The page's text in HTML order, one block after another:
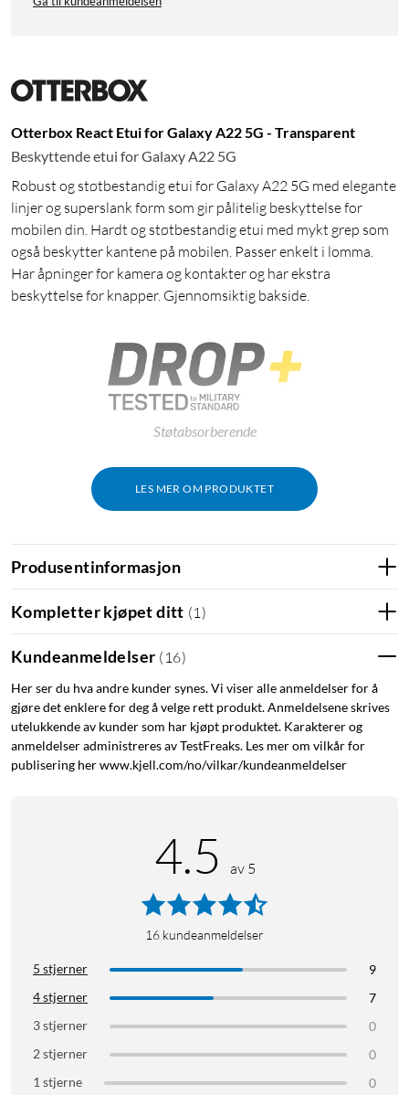
Otterbox React Etui for Galaxy A22 5G - Transparent
Beskyttende etui for Galaxy A22 5G
Robust og støtbestandig etui for Galaxy A22 5G med elegante
linjer og superslank form som gir pålitelig beskyttelse for
mobilen din. Hardt og støtbestandig etui med mykt grep som
også beskytter kantene på mobilen. Passer enkelt i lomma.
Har åpninger for kamera og kontakter og har ekstra
beskyttelse for knapper. Gjennomsiktig bakside.
LES MER OM PRODUKTET
Støtabsorberende
Produsentinformasjon
Kompletter kjøpet ditt (1 )
Kundeanmeldelser ( 16)
Her ser du hva andre kunder synes. Vi viser alle anmeldelser for å
gjøre det enklere for deg å velge rett produkt. Anmeldelsene skrives
utelukkende av kunder som har kjøpt produktet. Karakterer og
anmeldelser administreres av TestFreaks. Les mer om vilkår for
publisering her www.kjell.com/no/vilkar/kundeanmeldelser
4.5 av 5
16 kundeanmeldelser
5 stjerner
9
4 stjerner
7
3 stjerner
0
2 stjerner
0
1 stjerne
0